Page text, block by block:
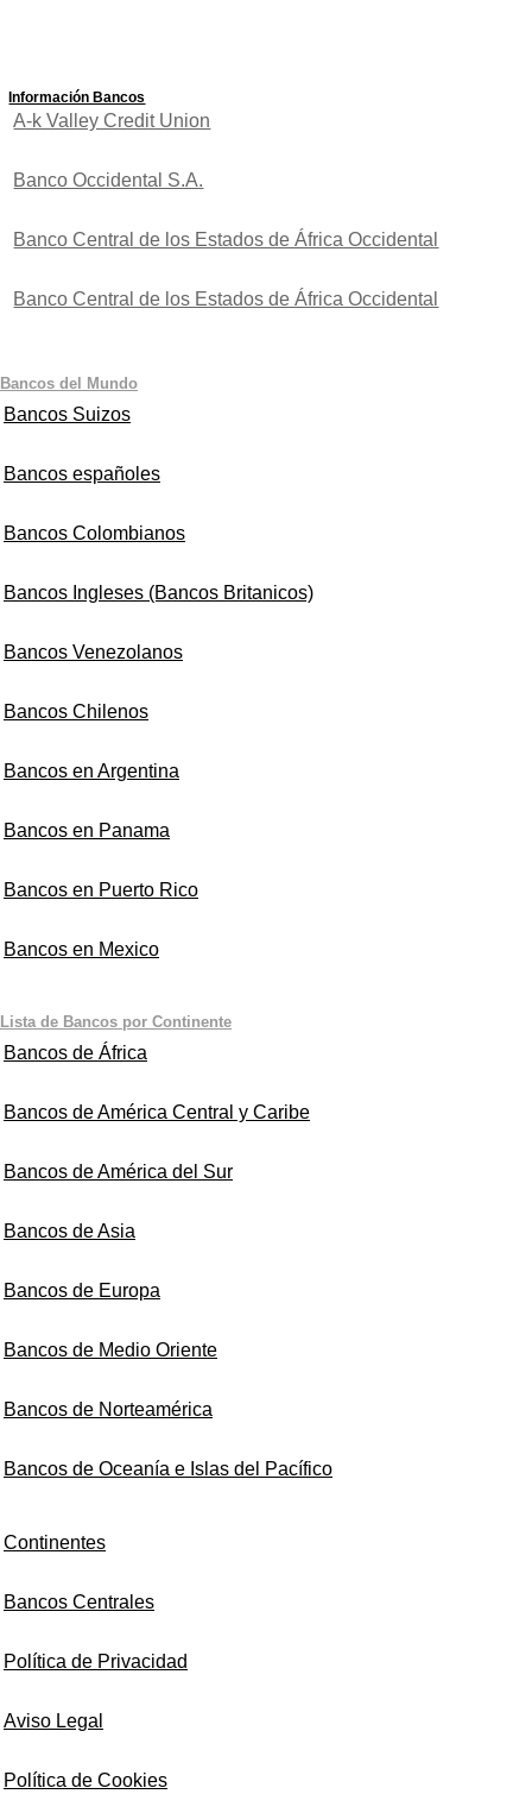
Información Bancos
A-k Valley Credit Union
Banco Occidental S.A.
Banco Central de los Estados de África Occidental
Banco Central de los Estados de África Occidental
Bancos del Mundo
Bancos Suizos
Bancos españoles
Bancos Colombianos
Bancos Ingleses (Bancos Britanicos)
Bancos Venezolanos
Bancos Chilenos
Bancos en Argentina
Bancos en Panama
Bancos en Puerto Rico
Bancos en Mexico
Lista de Bancos por Continente
Bancos de África
Bancos de América Central y Caribe
Bancos de América del Sur
Bancos de Asia
Bancos de Europa
Bancos de Medio Oriente
Bancos de Norteamérica
Bancos de Oceanía e Islas del Pacífico
Continentes
Bancos Centrales
Política de Privacidad
Aviso Legal
Política de Cookies